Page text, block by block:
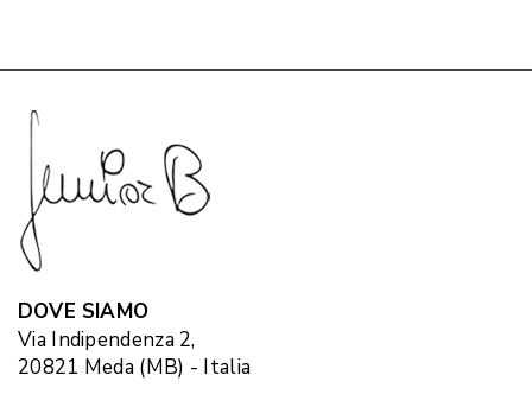
DOVE SIAMO
Via Indipendenza 2,
20821 Meda (MB) - Italia